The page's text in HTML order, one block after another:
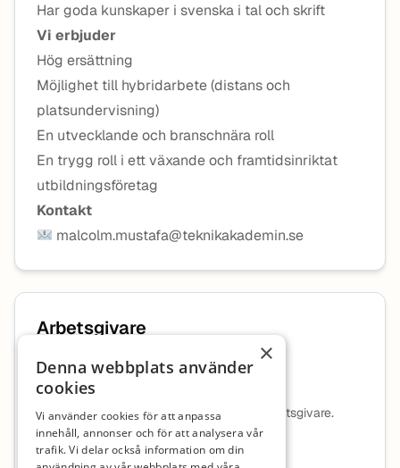
Har goda kunskaper i svenska i tal och skrift
Vi erbjuder
Hög ersättning
Möjlighet till hybridarbete (distans och
platsundervisning)
En utvecklande och branschnära roll
En trygg roll i ett växande och framtidsinriktat
utbildningsföretag
Kontakt
malcolm.mustafa@teknikakademin.se
Arbetsgivare
TeknikAkademin Norden AB
Ingen beskrivning tillgänglig för denna arbetsgivare.
Mer information om arbetsgivaren
×
Denna webbplats använder
cookies
Vi använder cookies för att anpassa
innehåll, annonser och för att analysera vår
trafik. Vi delar också information om din